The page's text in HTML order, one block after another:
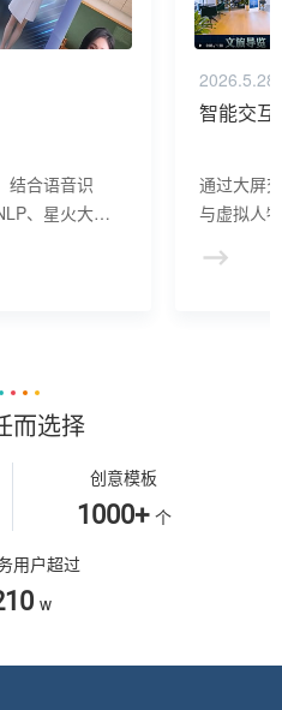
结合语音识
、星火大模
景虚拟人产
2026.5.28
智能交互
通过大屏
与虚拟人
景，可广
而选择
创意模板
1000+ 个
用户超过
w